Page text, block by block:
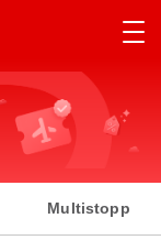
Multistopp